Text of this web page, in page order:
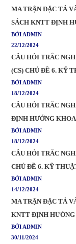
MA TRẬN ĐẶC TẢ
SÁCH KNTT ĐỊNH
BỞI ADMIN
22/12/2024
CÂU HỎI TRẮC
(CS) CHỦ ĐỀ 6. KỸ
BỞI ADMIN
18/12/2024
CÂU HỎI TRẮC
ĐỊNH HƯỚNG
BỞI ADMIN
18/12/2024
CÂU HỎI TRẮC
CHỦ ĐỀ 6. KỸ
BỞI ADMIN
14/12/2024
MA TRẬN ĐẶC TẢ
KNTT ĐỊNH
BỞI ADMIN
30/11/2024